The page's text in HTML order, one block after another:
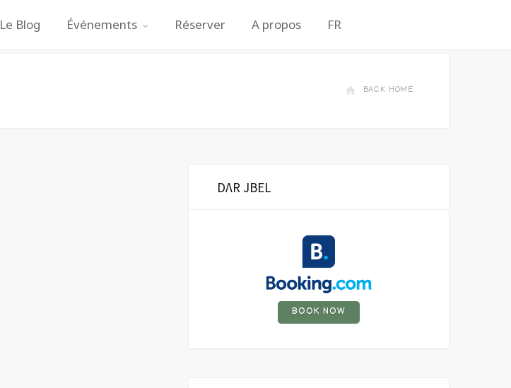
Le Blog Événements Réserver A propos FR
BACK HOME
DΛR JBEL
BOOK NOW